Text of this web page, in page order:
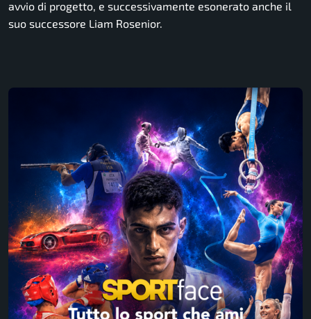
avvio di progetto, e successivamente esonerato anche il
suo successore Liam Rosenior.